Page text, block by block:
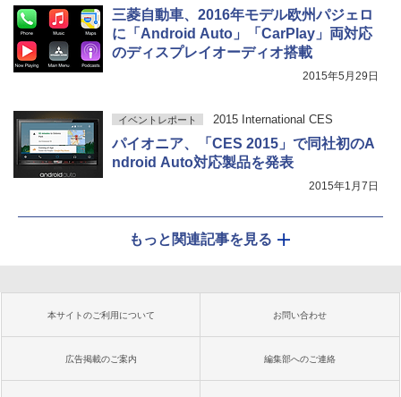
三菱自動車、2016年モデル欧州パジェロ
に「Android Auto」「CarPlay」両対応
のディスプレイオーディオ搭載
2015年5月29日
イベントレポート 2015 International CES
パイオニア、「CES 2015」で同社初のA
ndroid Auto対応製品を発表
2015年1月7日
もっと関連記事を見る
本サイトのご利用について お問い合わせ
広告掲載のご案内 編集部へのご連絡